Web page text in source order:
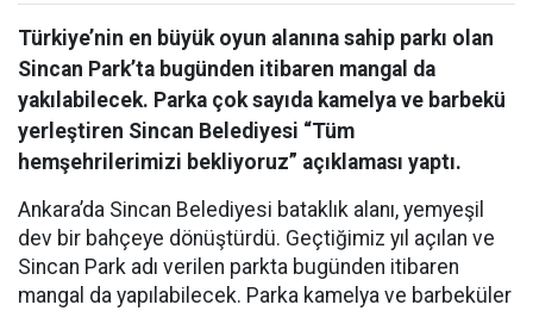
Türkiye’nin en büyük oyun alanına sahip parkı olan
Sincan Park’ta bugünden itibaren mangal da
yakılabilecek. Parka çok sayıda kamelya ve barbekü
yerleştiren Sincan Belediyesi “Tüm
hemşehrilerimizi bekliyoruz” açıklaması yaptı.
Ankara’da Sincan Belediyesi bataklık alanı, yemyeşil
dev bir bahçeye dönüştürdü. Geçtiğimiz yıl açılan ve
Sincan Park adı verilen parkta bugünden itibaren
mangal da yapılabilecek. Parka kamelya ve barbeküler